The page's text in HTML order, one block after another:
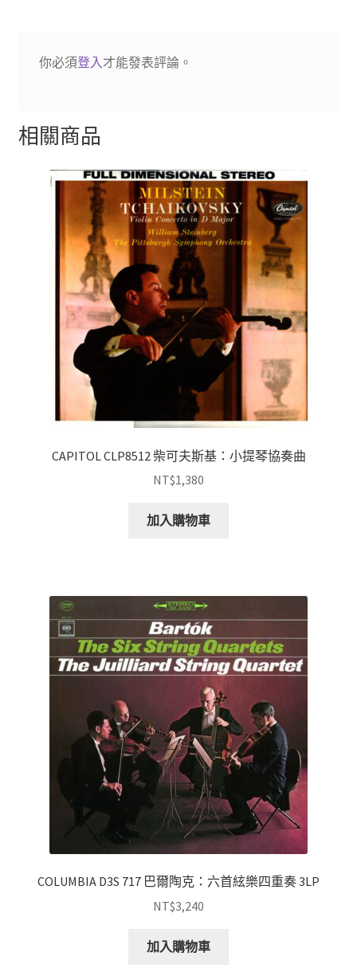
你必須登入才能發表評論。
相關商品
CAPITOL CLP8512 柴可夫斯基：小提琴協奏曲
NT$1,380
加入購物車
COLUMBIA D3S 717 巴爾陶克：六首絃樂四重奏 3LP
NT$3,240
加入購物車